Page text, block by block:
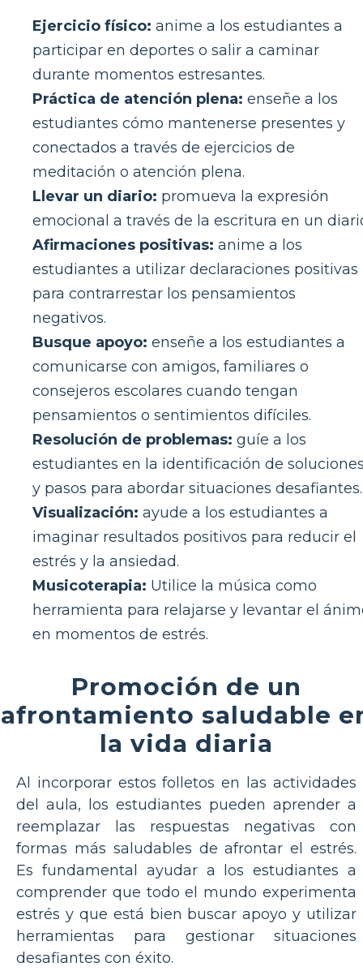
Ejercicio físico: anime a los estudiantes a
participar en deportes o salir a caminar
durante momentos estresantes.
Práctica de atención plena: enseñe a los
estudiantes cómo mantenerse presentes y
conectados a través de ejercicios de
meditación o atención plena.
Llevar un diario: promueva la expresión
emocional a través de la escritura en un
Afirmaciones positivas: anime a los
estudiantes a utilizar declaraciones positivas
para contrarrestar los pensamientos
negativos.
Busque apoyo: enseñe a los estudiantes a
comunicarse con amigos, familiares o
consejeros escolares cuando tengan
pensamientos o sentimientos difíciles.
Resolución de problemas: guíe a los
estudiantes en la identificación de
y pasos para abordar situaciones desafiantes.
Visualización: ayude a los estudiantes a
imaginar resultados positivos para reducir el
estrés y la ansiedad.
Musicoterapia: Utilice la música como
herramienta para relajarse y levantar el
en momentos de estrés.
Promoción de un
afrontamiento saludable
la vida diaria
Al incorporar estos folletos en las actividades
del aula, los estudiantes pueden aprender a
reemplazar las respuestas negativas con
formas más saludables de afrontar el estrés.
Es fundamental ayudar a los estudiantes a
comprender que todo el mundo experimenta
estrés y que está bien buscar apoyo y utilizar
herramientas para gestionar situaciones
desafiantes con éxito.